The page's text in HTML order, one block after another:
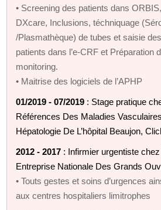
• Screening des patients dans
DXcare, Inclusions, téchniquage
/Plasmathèque) de tubes et saisie
patients dans l’e-CRF et Préparation
monitoring.
• Maitrise des logiciels de l’APHP
01/2019 - 07/2019 : Stage pratique
Références Des Maladies
Hépatologie De L’hôpital Beaujon,
2012 - 2017 : Infirmier urgentiste
Entreprise Nationale Des Grands
• Touts gestes et soins d’urgences
aux centres hospitaliers limitrophes